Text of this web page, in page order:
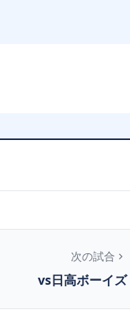
次の試合
vs日高ボーイズ